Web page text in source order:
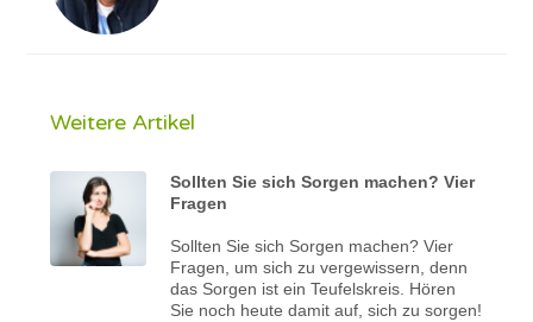
Weitere Artikel
Sollten Sie sich Sorgen machen? Vier
Fragen
Sollten Sie sich Sorgen machen? Vier
Fragen, um sich zu vergewissern, denn
das Sorgen ist ein Teufelskreis. Hören
Sie noch heute damit auf, sich zu sorgen!